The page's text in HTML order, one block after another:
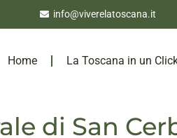
info@viverelatoscana.it
Home La Toscana in un
di San